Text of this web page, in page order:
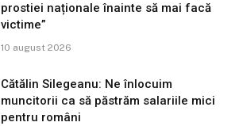
prostiei naționale înainte să mai facă
victime”
10 august 2026
Cătălin Silegeanu: Ne înlocuim
muncitorii ca să păstrăm salariile mici
pentru români